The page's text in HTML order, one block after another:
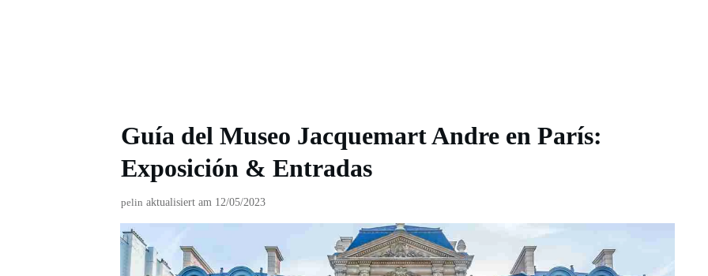
Guía del Museo Jacquemart Andre en París:
Exposición & Entradas
pelin aktualisiert am 12/05/2023